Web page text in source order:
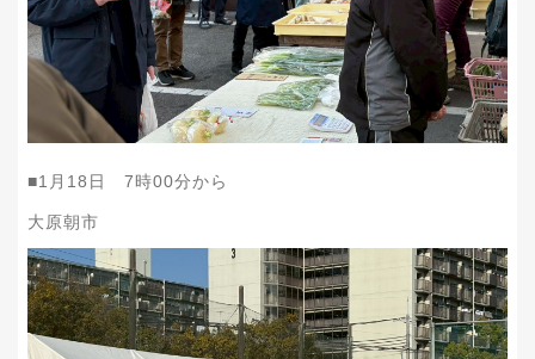
■1月18日 7時00分から
大原朝市